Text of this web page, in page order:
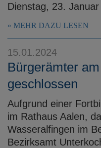
Dienstag, 23.
MEHR DAZU LESEN
15.01.2024
Bürgerämter
geschlossen
Aufgrund einer
im Rathaus Aalen,
Wasseralfingen im
Bezirksamt